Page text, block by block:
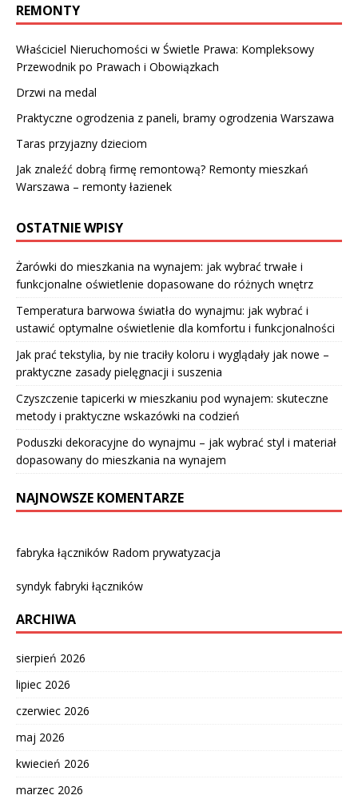
REMONTY
Właściciel Nieruchomości w Świetle Prawa: Kompleksowy
Przewodnik po Prawach i Obowiązkach
Drzwi na medal
Praktyczne ogrodzenia z paneli, bramy ogrodzenia Warszawa
Taras przyjazny dzieciom
Jak znaleźć dobrą firmę remontową? Remonty mieszkań
Warszawa – remonty łazienek
OSTATNIE WPISY
Żarówki do mieszkania na wynajem: jak wybrać trwałe i
funkcjonalne oświetlenie dopasowane do różnych wnętrz
Temperatura barwowa światła do wynajmu: jak wybrać i
ustawić optymalne oświetlenie dla komfortu i funkcjonalności
Jak prać tekstylia, by nie traciły koloru i wyglądały jak nowe –
praktyczne zasady pielęgnacji i suszenia
Czyszczenie tapicerki w mieszkaniu pod wynajem: skuteczne
metody i praktyczne wskazówki na codzień
Poduszki dekoracyjne do wynajmu – jak wybrać styl i materiał
dopasowany do mieszkania na wynajem
NAJNOWSZE KOMENTARZE
fabryka łączników Radom prywatyzacja
syndyk fabryki łączników
ARCHIWA
sierpień 2026
lipiec 2026
czerwiec 2026
maj 2026
kwiecień 2026
marzec 2026